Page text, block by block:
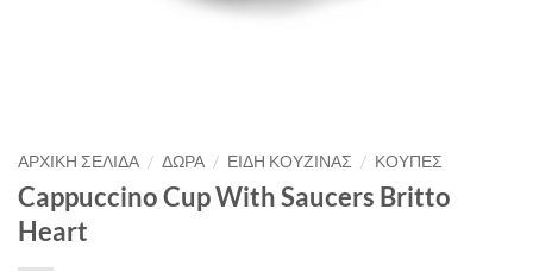
ΑΡΧΙΚΉ ΣΕΛΊΔΑ / ΔΩΡΑ / ΕΙΔΗ ΚΟΥΖΙΝΑΣ / ΚΟΥΠΕΣ
Cappuccino Cup With Saucers Britto
Heart